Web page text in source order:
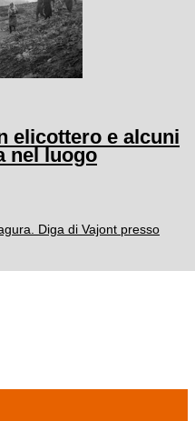
elicottero e alcuni
nel luogo
Diga di Vajont presso